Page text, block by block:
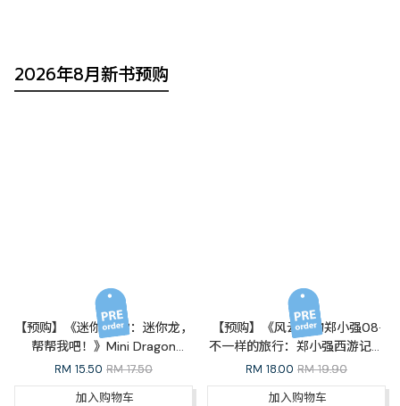
2026年8月新书预购
【预购】《迷你龙03：迷你龙，
帮帮我吧！》Mini Dragon
Series 03: Mini Dragon, Give
Me a Hand!
RM 15.50 RM 17.50
加入购物车
【预购】《风云人物郑小强08·
不一样的旅行：郑小强西游记》
（完结篇）A Holiday Like No
Other
RM 18.00 RM 19.90
加入购物车